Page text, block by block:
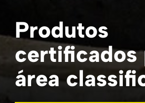
Produtos
certificados
área